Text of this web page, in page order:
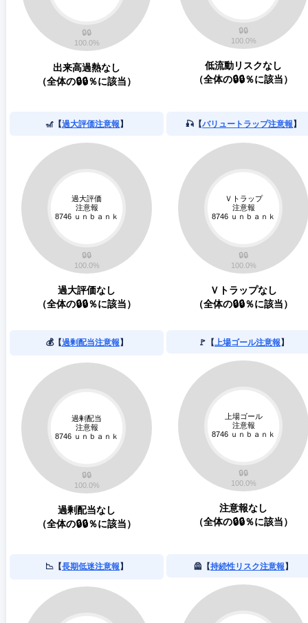
出来高過熱なし
（全体の🔒🔒％に該当）
低流動リスクなし
（全体の🔒🔒％に該当）
🎢【過大評価注意報】
過大評価なし
（全体の🔒🔒％に該当）
🎣【バリュートラップ注意報】
Ｖトラップなし
（全体の🔒🔒％に該当）
💰【過剰配当注意報】
過剰配当なし
（全体の🔒🔒％に該当）
🚩【上場ゴール注意報】
注意報なし
（全体の🔒🔒％に該当）
📉【長期低迷注意報】 🦺【持続性リスク注意報】